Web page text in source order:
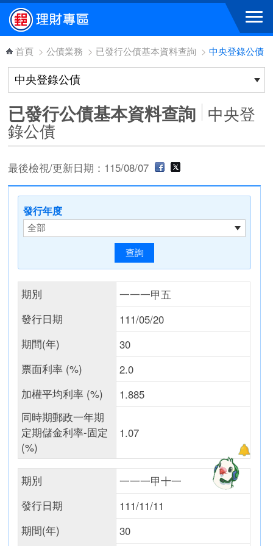
跳到主要內容區塊
首頁 > 公債業務 > 已發行公債基本資料查詢 > 中央登錄公債
已發行公債基本資料查詢 中央登
錄公債
最後檢視/更新日期：115/08/07
發行年度
期別
一一一甲五
發行日期
111/05/20
期間(年)
30
票面利率 (%)
2.0
加權平均利率 (%)
1.885
同時期郵政一年期
定期儲金利率-固定
(%)
1.07
期別
一一一甲十一
發行日期
111/11/11
期間(年)
30